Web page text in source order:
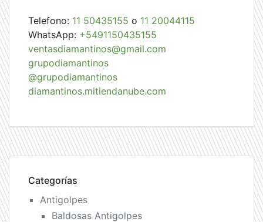
Telefono: 11 50435155 o 11 20044115
WhatsApp: +5491150435155
ventasdiamantinos@gmail.com
grupodiamantinos
@grupodiamantinos
diamantinos.mitiendanube.com
Categorías
Antigolpes
Baldosas Antigolpes